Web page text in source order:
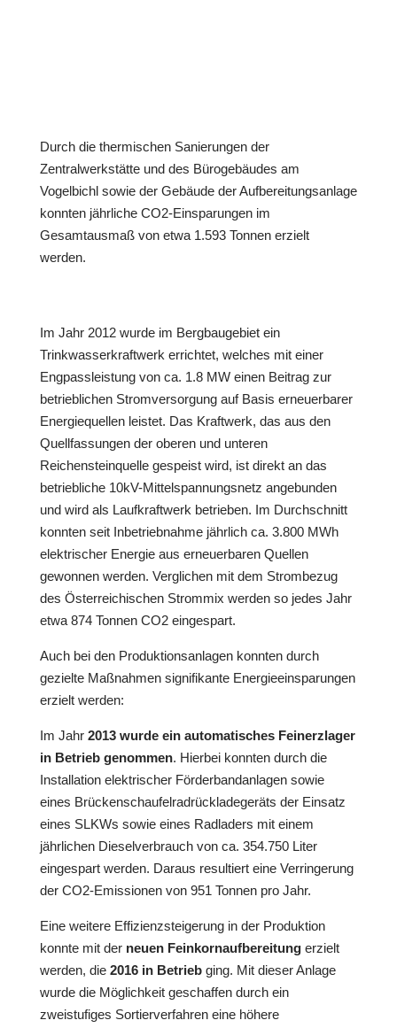
Durch die thermischen Sanierungen der
Zentralwerkstätte und des Bürogebäudes am
Vogelbichl sowie der Gebäude der Aufbereitungsanlage
konnten jährliche CO2-Einsparungen im
Gesamtausmaß von etwa 1.593 Tonnen erzielt
werden.
Im Jahr 2012 wurde im Bergbaugebiet ein
Trinkwasserkraftwerk errichtet, welches mit einer
Engpassleistung von ca. 1.8 MW einen Beitrag zur
betrieblichen Stromversorgung auf Basis erneuerbarer
Energiequellen leistet. Das Kraftwerk, das aus den
Quellfassungen der oberen und unteren
Reichensteinquelle gespeist wird, ist direkt an das
betriebliche 10kV-Mittelspannungsnetz angebunden
und wird als Laufkraftwerk betrieben. Im Durchschnitt
konnten seit Inbetriebnahme jährlich ca. 3.800 MWh
elektrischer Energie aus erneuerbaren Quellen
gewonnen werden. Verglichen mit dem Strombezug
des Österreichischen Strommix werden so jedes Jahr
etwa 874 Tonnen CO2 eingespart.
Auch bei den Produktionsanlagen konnten durch
gezielte Maßnahmen signifikante Energieeinsparungen
erzielt werden:
Im Jahr2013 wurde ein automatisches Feinerzlager
in Betrieb genommen. Hierbei konnten durch die
Installation elektrischer Förderbandanlagen sowie
eines Brückenschaufelradrückladegeräts der Einsatz
eines SLKWs sowie eines Radladers mit einem
jährlichen Dieselverbrauch von ca. 354.750 Liter
eingespart werden. Daraus resultiert eine Verringerung
der CO2-Emissionen von 951 Tonnen pro Jahr.
Eine weitere Effizienzsteigerung in der Produktion
konnte mit der neuen Feinkornaufbereitungerzielt
werden, die 2016 in Betriebging. Mit dieser Anlage
wurde die Möglichkeit geschaffen durch ein
zweistufiges Sortierverfahren eine höhere